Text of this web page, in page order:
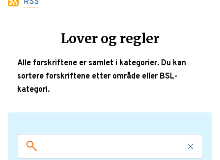
RSS
Lover og regler
Alle forskriftene er samlet i kategorier. Du kan
sortere forskriftene etter område eller BSL-
kategori.